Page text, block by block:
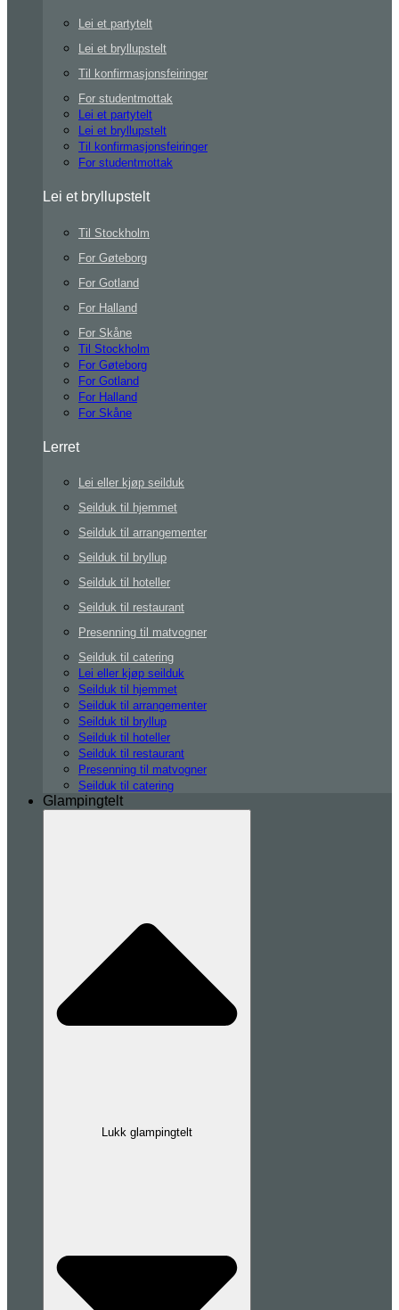
Lei et partytelt
Lei et bryllupstelt
Til konfirmasjonsfeiringer
For studentmottak
Lei et partytelt
Lei et bryllupstelt
Til konfirmasjonsfeiringer
For studentmottak
Lei et bryllupstelt
Til Stockholm
For Gøteborg
For Gotland
For Halland
For Skåne
Til Stockholm
For Gøteborg
For Gotland
For Halland
For Skåne
Lerret
Lei eller kjøp seilduk
Seilduk til hjemmet
Seilduk til arrangementer
Seilduk til bryllup
Seilduk til hoteller
Seilduk til restaurant
Presenning til matvogner
Seilduk til catering
Lei eller kjøp seilduk
Seilduk til hjemmet
Seilduk til arrangementer
Seilduk til bryllup
Seilduk til hoteller
Seilduk til restaurant
Presenning til matvogner
Seilduk til catering
Glampingtelt
Lukk glampingtelt